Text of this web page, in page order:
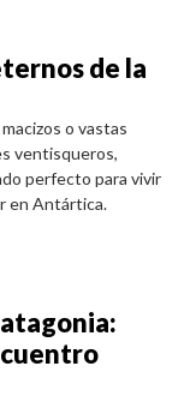
de la
o vastas
ventisqueros,
perfecto para vivir
en Antártica.